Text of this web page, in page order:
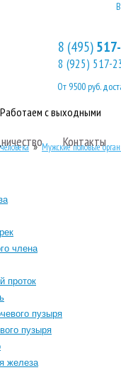
Контакты
Работаем с выходными
8 (495)
8 (925) 517-
От 9500 руб.
»Мужские половые
члена
проток
пузыря
пузыря
железа